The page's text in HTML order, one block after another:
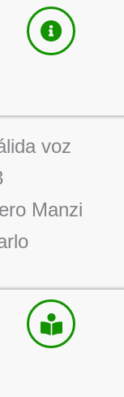
voz
Manzi